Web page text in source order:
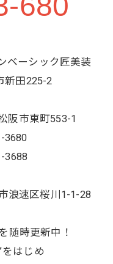
ベーシック匠美装
新田225-2
阪市東町553-1
3680
3688
浪速区桜川1-1-28
随時更新中！
はじめ